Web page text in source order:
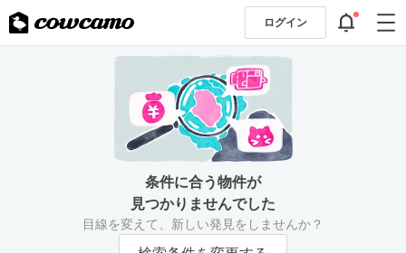
ログイン
条件に合う物件が
見つかりませんでした
目線を変えて、新しい発見をしませんか？